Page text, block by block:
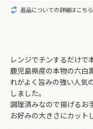
返品についての詳細はこちら
レンジでチンするだけで
鹿児島県産の本物の六白
れがよく旨みの強い人気
しました。
調理済みなので揚げるお
お好みの大きさにカット